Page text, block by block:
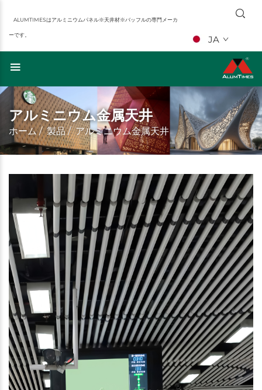
ALUMTIMESはアルミニウムパネル※天井材※バッフルの専門メーカ
ーです。 JA
アルミニウム金属天井
ホーム/製品/アルミニウム金属天井